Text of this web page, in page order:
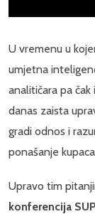
U vremenu u
umjetna
analitičara pa
danas zaista
gradi odnos i
ponašanje
Upravo tim
konferencija